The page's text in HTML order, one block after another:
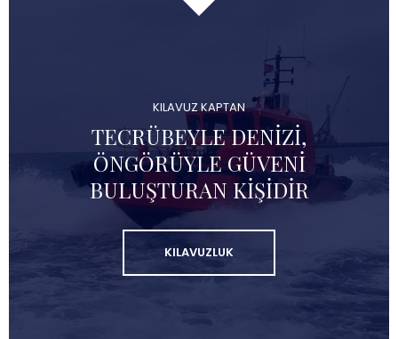
KILAVUZ KAPTAN
TECRÜBEYLE DENIZI,
ÖNGÖRÜYLE GÜVENI
BULUŞTURAN KIŞIDIR
KILAVUZLUK